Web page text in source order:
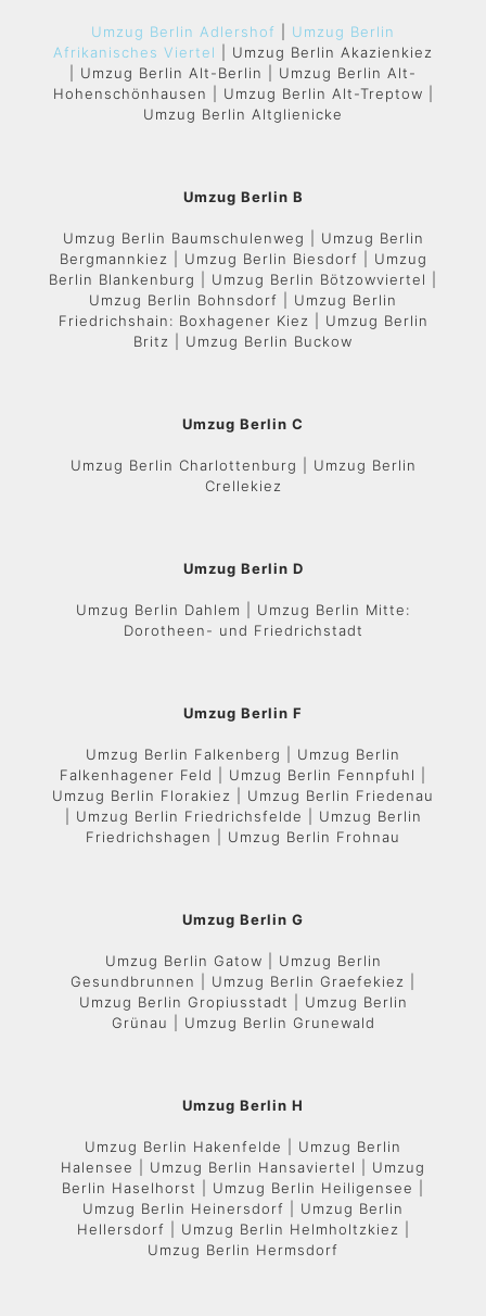
Umzug Berlin Adlershof
Umzug Berlin
Afrikanisches Viertel
| Umzug Berlin Akazienkiez
| Umzug Berlin Alt-Berlin | Umzug Berlin Alt-
Hohenschönhausen | Umzug Berlin Alt-Treptow |
Umzug Berlin Altglienicke
Umzug Berlin B
Umzug Berlin Baumschulenweg | Umzug Berlin
Bergmannkiez | Umzug Berlin Biesdorf | Umzug
Berlin Blankenburg | Umzug Berlin Bötzowviertel |
Umzug Berlin Bohnsdorf | Umzug Berlin
Friedrichshain: Boxhagener Kiez | Umzug Berlin
Britz | Umzug Berlin Buckow
Umzug Berlin C
Umzug Berlin Charlottenburg | Umzug Berlin
Crellekiez
Umzug Berlin D
Umzug Berlin Dahlem | Umzug Berlin Mitte:
Dorotheen- und Friedrichstadt
Umzug Berlin F
Umzug Berlin Falkenberg | Umzug Berlin
Falkenhagener Feld | Umzug Berlin Fennpfuhl |
Umzug Berlin Florakiez | Umzug Berlin Friedenau
| Umzug Berlin Friedrichsfelde | Umzug Berlin
Friedrichshagen | Umzug Berlin Frohnau
Umzug Berlin G
Umzug Berlin Gatow | Umzug Berlin
Gesundbrunnen | Umzug Berlin Graefekiez |
Umzug Berlin Gropiusstadt | Umzug Berlin
Grünau | Umzug Berlin Grunewald
Umzug Berlin H
Umzug Berlin Hakenfelde | Umzug Berlin
Halensee | Umzug Berlin Hansaviertel | Umzug
Berlin Haselhorst | Umzug Berlin Heiligensee |
Umzug Berlin Heinersdorf | Umzug Berlin
Hellersdorf | Umzug Berlin Helmholtzkiez |
Umzug Berlin Hermsdorf